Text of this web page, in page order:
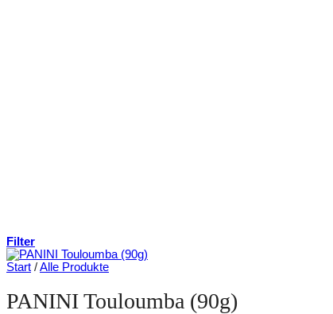
Filter
Start /Alle Produkte
PANINI Touloumba (90g)